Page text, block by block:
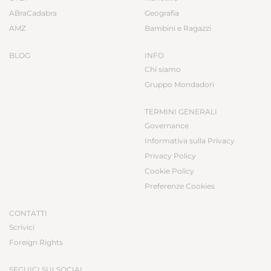
ABraCadabra
AMZ
BLOG
Geografia
Bambini e Ragazzi
INFO
Chi siamo
Gruppo Mondadori
TERMINI GENERALI
Governance
Informativa sulla Privacy
Privacy Policy
Cookie Policy
Preferenze Cookies
CONTATTI
Scrivici
Foreign Rights